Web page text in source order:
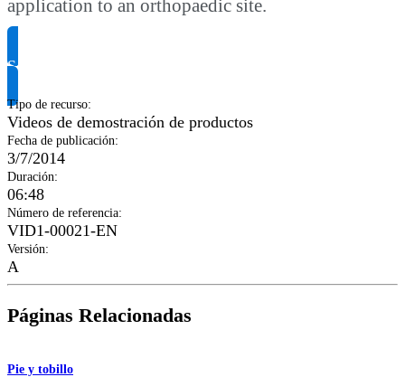
application to an orthopaedic site.
Solicitar información del producto
Tipo de recurso:
Videos de demostración de productos
Fecha de publicación:
3/7/2014
Duración:
06:48
Número de referencia:
VID1-00021-EN
Versión:
A
Páginas Relacionadas
Pie y tobillo